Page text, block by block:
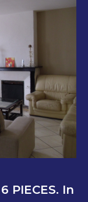
PIECES. In